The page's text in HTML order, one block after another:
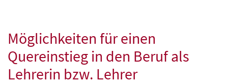
Möglichkeiten für einen
Quereinstieg in den Beruf als
Lehrerin bzw. Lehrer